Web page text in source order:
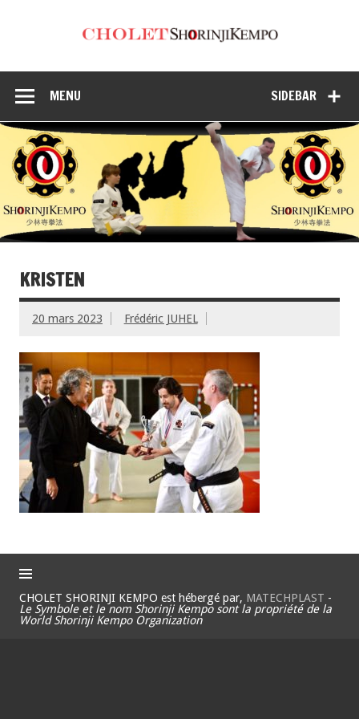
SIDEBAR
MENU
KRISTEN
20 mars 2023 Frédéric JUHEL
CHOLET SHORINJI KEMPO est hébergé par, MATECHPLAST -
Le Symbole et le nom Shorinji Kempo sont la propriété de la
World Shorinji Kempo Organization